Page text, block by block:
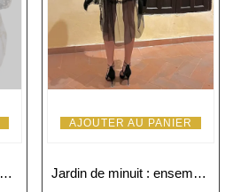
Ensemble « Noir et Blanc » : éclat, glamour et chic bohème
AJOUTER AU PANIER
Jardin de minuit : ensemble haut et short haute couture